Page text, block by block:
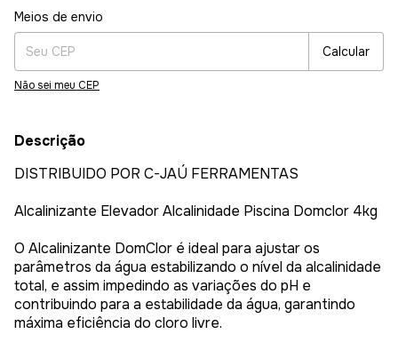
Entregas para o CEP:
Meios de envio
Calcular
Não sei meu CEP
Descrição
DISTRIBUIDO POR C-JAÚ FERRAMENTAS
Alcalinizante Elevador Alcalinidade Piscina Domclor 4kg
O Alcalinizante DomClor é ideal para ajustar os
parâmetros da água estabilizando o nível da alcalinidade
total, e assim impedindo as variações do pH e
contribuindo para a estabilidade da água, garantindo
máxima eficiência do cloro livre.